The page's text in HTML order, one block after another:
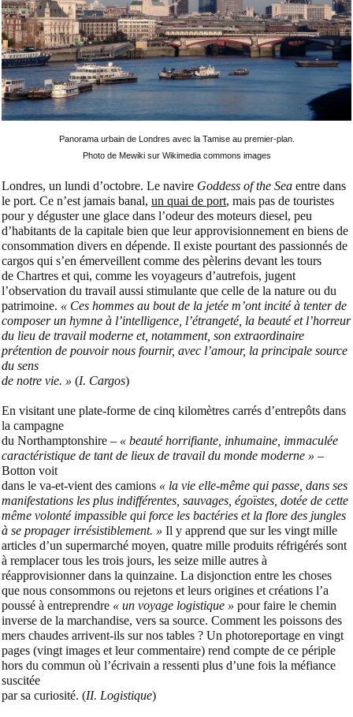
Panorama urbain de Londres avec la Tamise au premier-plan.
Photo de Mewiki sur Wikimedia commons images
Londres, un lundi d’octobre. Le navire Goddess of the Sea entre dans
le port. Ce n’est jamais banal, un quai de port, mais pas de touristes
pour y déguster une glace dans l’odeur des moteurs diesel, peu
d’habitants de la capitale bien que leur approvisionnement en biens de
consommation divers en dépende. Il existe pourtant des passionnés de
cargos qui s’en émerveillent comme des pèlerins devant les tours
de Chartres et qui, comme les voyageurs d’autrefois, jugent
l’observation du travail aussi stimulante que celle de la nature ou du
patrimoine. « Ces hommes au bout de la jetée m’ont incité à tenter de
composer un hymne à l’intelligence, l’étrangeté, la beauté et l’horreur
du lieu de travail moderne et, notamment, son extraordinaire
prétention de pouvoir nous fournir, avec l’amour, la principale source
du sens
de notre vie. » (I. Cargos)
En visitant une plate-forme de cinq kilomètres carrés d’entrepôts dans
la campagne
du Northamptonshire – « beauté horrifiante, inhumaine, immaculée
caractéristique de tant de lieux de travail du monde moderne » –
Botton voit
dans le va-et-vient des camions « la vie elle-même qui passe, dans ses
manifestations les plus indifférentes, sauvages, égoïstes, dotée de cette
même volonté impassible qui force les bactéries et la flore des jungles
à se propager irrésistiblement. » Il y apprend que sur les vingt mille
articles d’un supermarché moyen, quatre mille produits réfrigérés sont
à remplacer tous les trois jours, les seize mille autres à
réapprovisionner dans la quinzaine. La disjonction entre les choses
que nous consommons ou rejetons et leurs origines et créations l’a
poussé à entreprendre « un voyage logistique » pour faire le chemin
inverse de la marchandise, vers sa source. Comment les poissons des
mers chaudes arrivent-ils sur nos tables ? Un photoreportage en vingt
pages (vingt images et leur commentaire) rend compte de ce périple
hors du commun où l’écrivain a ressenti plus d’une fois la méfiance
suscitée
par sa curiosité. (II. Logistique)